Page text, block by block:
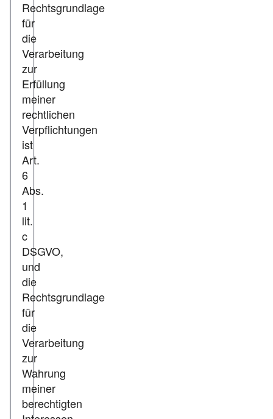
Rechtsgrundlage
für
die
Verarbeitung
zur
Erfüllung
meiner
rechtlichen
Verpflichtungen
ist
Art.
6
Abs.
1
lit.
c
DSGVO,
und
die
Rechtsgrundlage
für
die
Verarbeitung
zur
Wahrung
meiner
berechtigten